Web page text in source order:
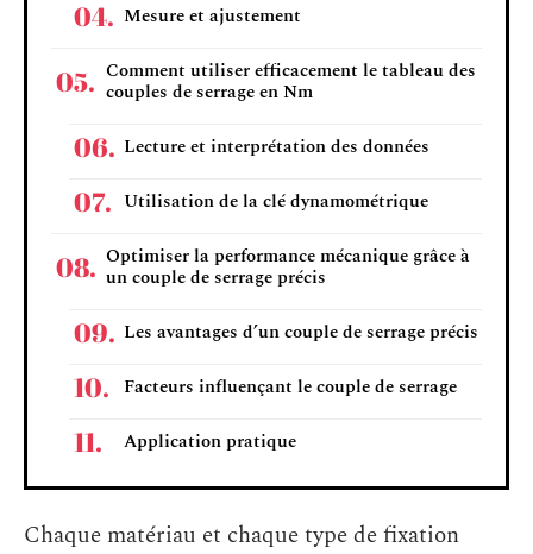
Mesure et ajustement
Comment utiliser efficacement le tableau des
couples de serrage en Nm
Lecture et interprétation des données
Utilisation de la clé dynamométrique
Optimiser la performance mécanique grâce à
un couple de serrage précis
Les avantages d’un couple de serrage précis
Facteurs influençant le couple de serrage
Application pratique
Chaque matériau et chaque type de fixation